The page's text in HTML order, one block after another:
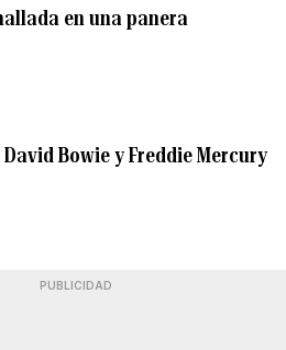
en una panera
Bowie y Freddie Mercury
PUBLICIDAD